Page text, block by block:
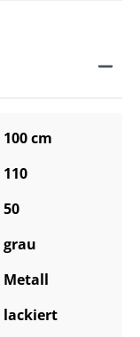
100 cm
110
50
grau
Metall
lackiert